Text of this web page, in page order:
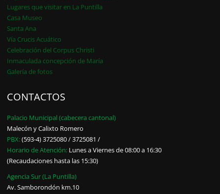
Lugares que visitar en La Puntilla
Casa Museo
Santa Ana
Vía Crucis Acuático
Celebración del Corpus Christi
Inmaculada concepción de María
Galería de fotos
CONTACTOS
Palacio Municipal (cabecera cantonal)
Malecón y Calixto Romero
PBX:(593-4) 3725080 / 3725081 /
Horario de Atención: Lunes a Viernes de 08:00 a 16:30
(Recaudaciones hasta las 15:30)
Agencia Sur (La Puntilla)
Av. Samborondón km.10